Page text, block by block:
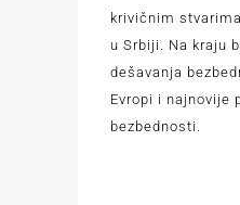
krivičnim
u Srbiji. Na kraju
dešavanja
Evropi i najnovije
bezbednosti.